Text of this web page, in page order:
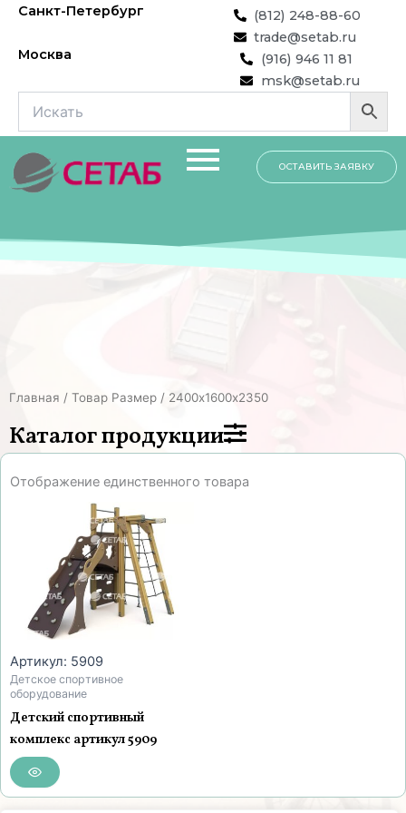
Перейти
содержимому
Санкт-Петербург
(812) 248-88-60
trade@setab.ru
Москва
(916) 946 11 81
msk@setab.ru
ОСТАВИТЬ ЗАЯВКУ
Главная / Товар Размер / 2400х1600х2350
Каталог продукции
Отображение единственного товара
Артикул: 5909
Детское спортивное
оборудование
Детский спортивный
комплекс артикул 5909